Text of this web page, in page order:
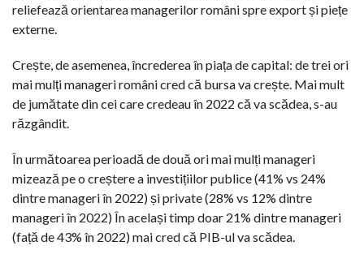
reliefează orientarea managerilor români spre export și piețe
externe.
Crește, de asemenea, încrederea în piața de capital: de trei ori
mai mulți manageri români cred că bursa va crește. Mai mult
de jumătate din cei care credeau în 2022 că va scădea, s-au
răzgândit.
În următoarea perioadă de două ori mai mulți manageri
mizează pe o creștere a investițiilor publice (41% vs 24%
dintre manageri în 2022) și private (28% vs 12% dintre
manageri în 2022) În același timp doar 21% dintre manageri
(față de 43% în 2022) mai cred că PIB-ul va scădea.